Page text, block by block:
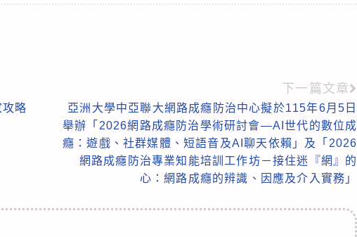
略
下一篇文章
亞洲大學中亞聯大網路成癮防治中心擬於115年6月5日
舉辦「2026網路成癮防治學術研討會—AI世代的數位成
癮：遊戲、社群媒體、短語音及AI聊天依賴」及「2026
網路成癮防治專業知能培訓工作坊－接住迷『網』的
心：網路成癮的辨識、因應及介入實務」